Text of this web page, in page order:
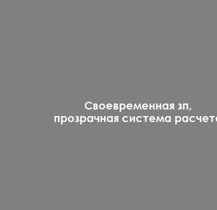
Своевременная зп,
прозрачная система